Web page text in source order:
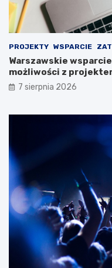
PROJEKTY WSPARCIE
Warszawskie
możliwości z projektem
7 sierpnia 2026